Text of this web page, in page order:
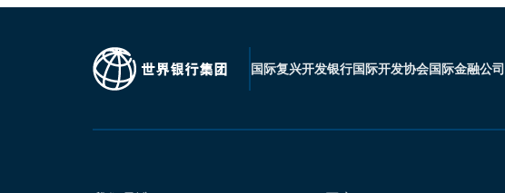
国际复兴开发银行国际开发协会国际金融公司